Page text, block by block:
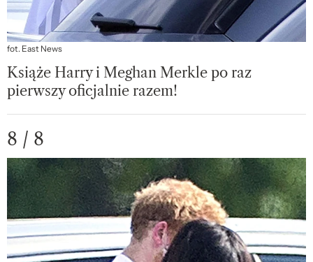
fot. East News
Książe Harry i Meghan Merkle po raz
pierwszy oficjalnie razem!
8 / 8